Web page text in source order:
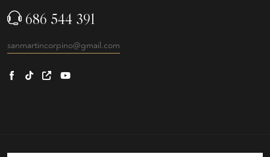
686 544 391
sanmartincorpino@gmail.com